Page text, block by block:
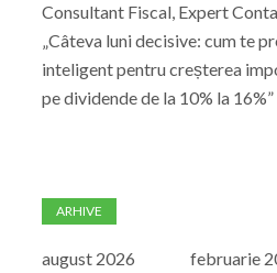
Consultant Fiscal, Expert
„Câteva luni decisive: cum te
inteligent pentru creșterea
pe dividende de la 10% la 16%”
ARHIVE
august 2026
februarie